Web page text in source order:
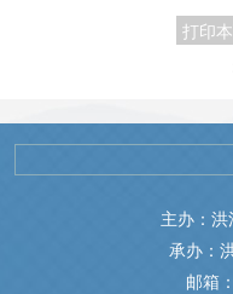
打印
主办：
承办：
邮箱